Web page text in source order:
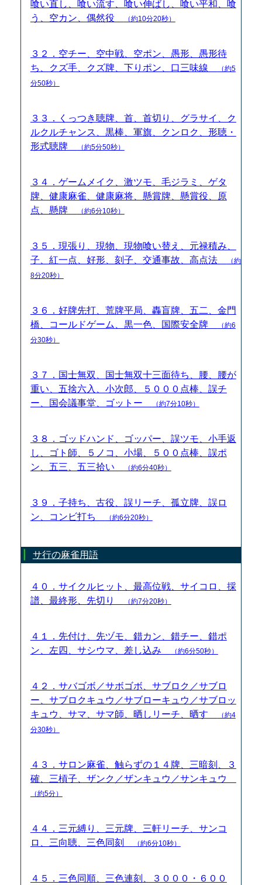
喰い直し、喰い流す、喰い伸ばし、喰い平和、喰
う、空カン、偶然役
（約10分20秒）
３２．空チー、空中戦、空ポン、愚形、愚形待
ち、クズ手、クズ牌、下りポン、口三味線
（約5
分50秒）
３３．くっつき聴牌、首、首切り、グラサイ、ク
ルクルチャンス、黒棒、軍旗、クンロク、形聴・
形式聴牌
（約5分50秒）
３４．ゲームメイク、激ツモ、毛ジラミ、ゲタ
牌、健康麻雀、健康麻将、懸賞牌、懸賞役、原
点、懸牌
（約6分10秒）
３５．現張り、現物、現物喰い替え、元禄積み、
子、紅一点、好形、刻子、交通事故、高点法
（約
8分20秒）
３６．好牌先打、荒牌平局、轟盲牌、五二、金門
橋、コールドゲーム、黒一色、国際安全牌
（約6
分30秒）
３７．国士無双、国士無双十三面待ち、腰、腰が
重い、五捨六入、小次郎、５０００点棒、誤チ
ー、国会議事堂、ゴットー
（約7分10秒）
３８．ゴッドハンド、ゴッパー、誤ツモ、小手返
し、ゴト師、５ノコ、小場、５００点棒、誤ポ
ン、五三、五三拾い
（約6分40秒）
３９．子持ち、古役、誤リーチ、孤立牌、誤ロ
ン、コンビ打ち
（約6分20秒）
サ行の麻雀用語
４０．サイクルヒット、最高位戦、サイコロ、採
譜、最終形、先切り
（約7分20秒）
４１．先付け、先ヅモ、錯カン、錯チー、錯ポ
ン、左四、サシウマ、差し込み
（約6分50秒）
４２．サバゴボ／サボゴボ、サブロク／サブロ
ー、サブロクキュウ／サブローキュウ／サブロッ
キュウ、サマ、サマ師、晒しリーチ、晒す
（約4
分30秒）
４３．サロン麻雀、触らずの１４牌、三暗刻、３
確、三槓子、ザンク／ザンキュウ／サンキュウ
（約5分）
４４．三元縛り、三元牌、三軒リーチ、サンコ
ロ、三向聴、三色同刻
（約6分10秒）
４５．三色同順、三色連刻、３０００・６００